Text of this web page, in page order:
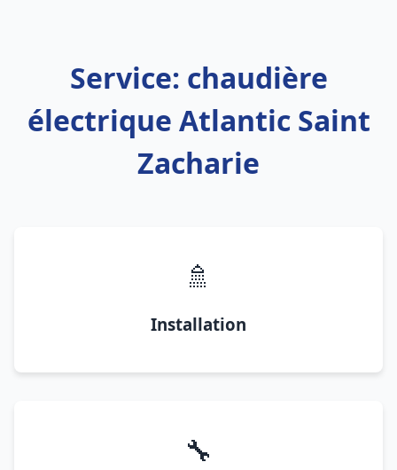
Service: chaudière
électrique Atlantic Saint
Zacharie
🚿
Installation
🔧